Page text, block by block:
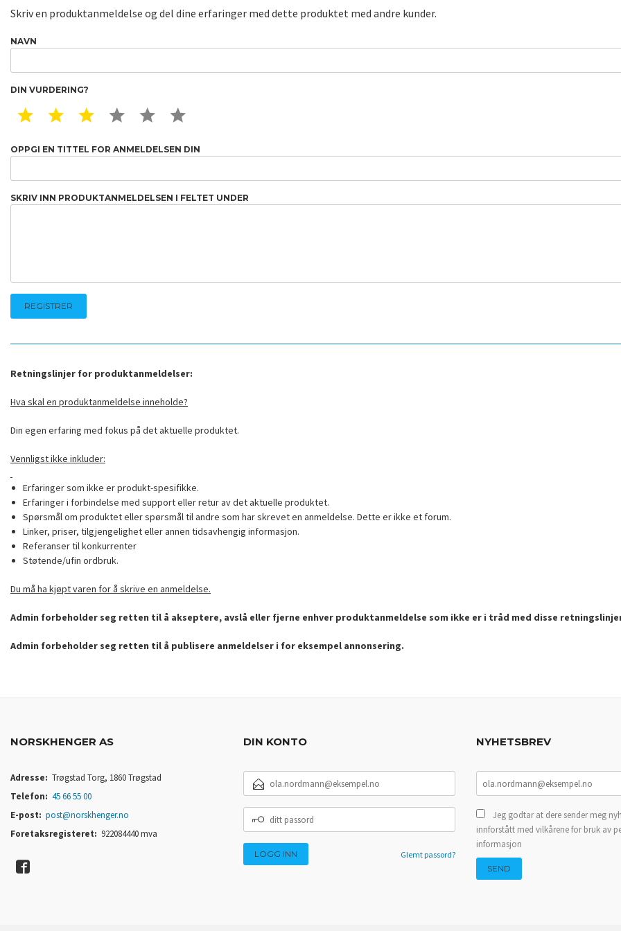
Skriv en produktanmeldelse og del dine erfaringer med dette produktet med andre kunder.
NAVN
DIN VURDERING?
1 STAR2 STAR3 STAR4 STAR5 STAR
OPPGI EN TITTEL FOR ANMELDELSEN DIN
SKRIV INN PRODUKTANMELDELSEN I FELTET UNDER
Retningslinjer for produktanmeldelser:
Hva skal en produktanmeldelse inneholde?
Din egen erfaring med fokus på det aktuelle produktet.
Vennligst ikke inkluder:
Erfaringer som ikke er produkt-spesifikke.
Erfaringer i forbindelse med support eller retur av det aktuelle produktet.
Spørsmål om produktet eller spørsmål til andre som har skrevet en anmeldelse. Dette er ikke et forum.
Linker, priser, tilgjengelighet eller annen tidsavhengig informasjon.
Referanser til konkurrenter
Støtende/ufin ordbruk.
Du må ha kjøpt varen for å skrive en anmeldelse.
Admin forbeholder seg retten til å akseptere, avslå eller fjerne enhver produktanmeldelse som ikke er i tråd med disse
Admin forbeholder seg retten til å publisere anmeldelser i for eksempel annonsering.
NORSKHENGER AS
Adresse: Trøgstad Torg, 1860 Trøgstad
Telefon: 45 66 55 00
E-post: post@norskhenger.no
Foretaksregisteret: 922084440 mva
DIN KONTO
POSTADRESSE
PASSORD
Glemt passord?
NYHETSBREV
Jeg godtar at dere sender meg
innforstått med vilkårene for bruk av
informasjon